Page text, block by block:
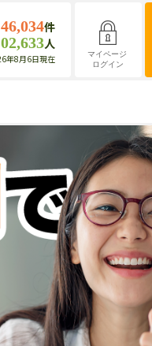
件
人
年8月6日現在
マイページ
ログイン